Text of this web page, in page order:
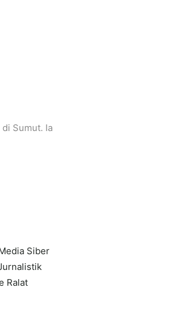
Sumut. Ia
Siber
Ralat